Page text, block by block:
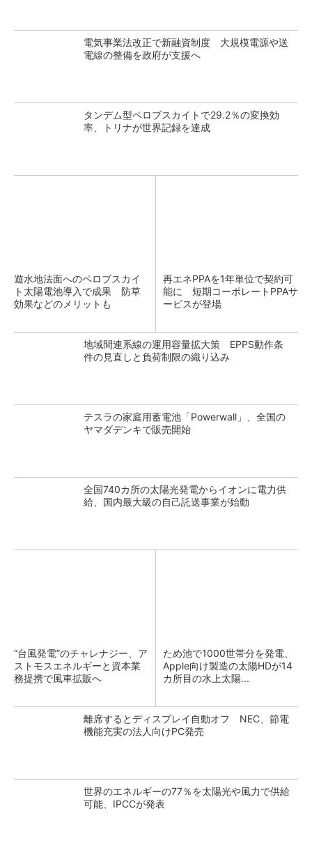
電気事業法改正で新融資制度 大規模電源や送
電線の整備を政府が支援へ
タンデム型ペロブスカイトで29.2％の変換効
率、トリナが世界記録を達成
遊水地法面へのペロブスカイ
ト太陽電池導入で成果 防草
効果などのメリットも
再エネPPAを1年単位で契約可
能に 短期コーポレートPPAサ
ービスが登場
地域間連系線の運用容量拡大策 EPPS動作条
件の見直しと負荷制限の織り込み
テスラの家庭用蓄電池「Powerwall」、全国の
ヤマダデンキで販売開始
全国740カ所の太陽光発電からイオンに電力供
給、国内最大級の自己託送事業が始動
“台風発電”のチャレナジー、ア
ストモスエネルギーと資本業
務提携で風車拡販へ
ため池で1000世帯分を発電、
Apple向け製造の太陽HDが14
カ所目の水上太陽...
離席するとディスプレイ自動オフ NEC、節電
機能充実の法人向けPC発売
世界のエネルギーの77％を太陽光や風力で供給
可能、IPCCが発表